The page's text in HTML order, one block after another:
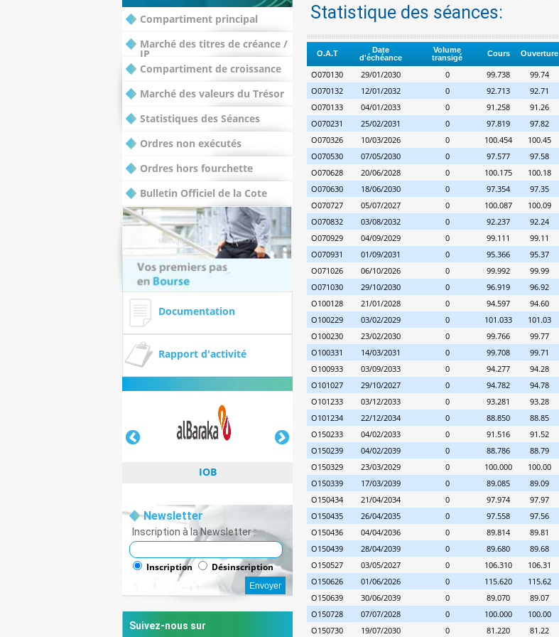
Compartiment principal
Marché des titres de créance /
IP
Compartiment de croissance
Marché des valeurs du Trésor
Statistiques des Séances
Ordres non exécutés
Ordres hors fourchette
Bulletin Officiel de la Cote
Documentation
Rapport d'activité
IOB
IOB
Newsletter
Inscription à la Newsletter :
Inscription Désinscription
Suivez-nous sur
Statistique des séances:
O.A.T
Date
d'échéance
Volume
transigé
Cours Ouverture
O070130 29/01/2030 0 99.738 99.74
O070132
12/01/2032 0 92.713 92.71
O070133
04/01/2033 0 91.258 91.26
O070231
25/02/2031 0 97.819 97.82
O070326
10/03/2026 0 100.454 100.45
O070530
07/05/2030 0 97.577 97.58
O070628
20/06/2028 0 100.175 100.18
O070630
18/06/2030 0 97.354 97.35
O070727
05/07/2027 0 100.087 100.09
O070832
03/08/2032 0 92.237 92.24
O070929
04/09/2029 0 99.111 99.11
O070931
01/09/2031 0 95.366 95.37
O071026
06/10/2026 0 99.992 99.99
O071030
29/10/2030 0 96.919 96.92
O100128
21/01/2028 0 94.597 94.60
O100229
03/02/2029 0 101.033 101.03
O100230
23/02/2030 0 99.766 99.77
O100331
14/03/2031 0 99.708 99.71
O100933
03/09/2033 0 94.277 94.28
O101027
29/10/2027 0 94.782 94.78
O101233
03/12/2033 0 93.281 93.28
O101234
22/12/2034 0 88.850 88.85
O150233
04/02/2033 0 91.516 91.52
O150239
04/02/2039 0 88.786 88.79
O150329
23/03/2029 0 100.000 100.00
O150339
17/03/2039 0 89.085 89.09
O150434
21/04/2034 0 97.974 97.97
O150435
26/04/2035 0 97.558 97.56
O150436
04/04/2036 0 89.814 89.81
O150439
28/04/2039 0 89.680 89.68
O150527
03/05/2027 0 106.310 106.31
O150626
01/06/2026 0 115.620 115.62
O150639
30/06/2039 0 89.070 89.07
O150728
07/07/2028 0 100.000 100.00
O150730
19/07/2030 0 81.220 81.22